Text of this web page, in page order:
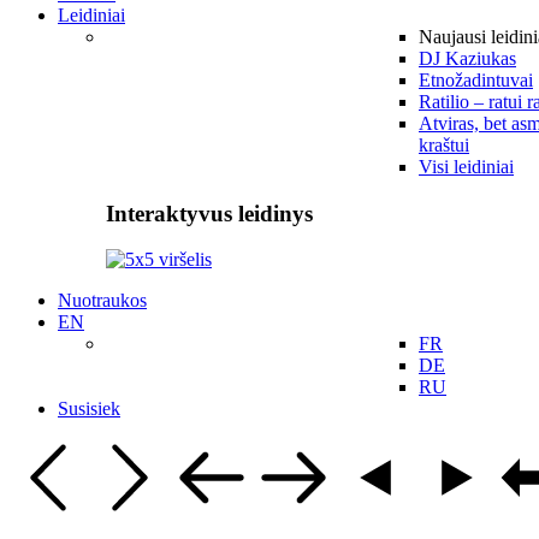
Leidiniai
Naujausi
DJ Kaziukas
Etnožadintuvai
Ratilio – ratui
Atviras, bet
kraštui
Visi leidiniai
Interaktyvus leidinys
Nuotraukos
EN
FR
DE
RU
Susisiek